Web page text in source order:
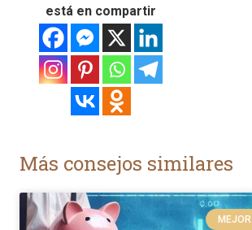
está en compartir
Más consejos similares